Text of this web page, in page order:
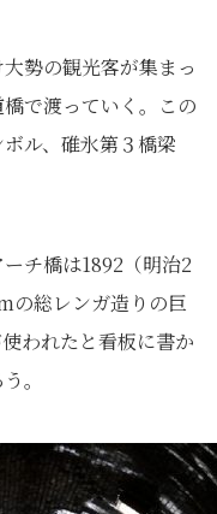
勢の観光客が集まっ
で渡っていく。この
ル、碓氷第３橋梁
チ橋は1892（明治2
の総レンガ造りの巨
われたと看板に書か
。